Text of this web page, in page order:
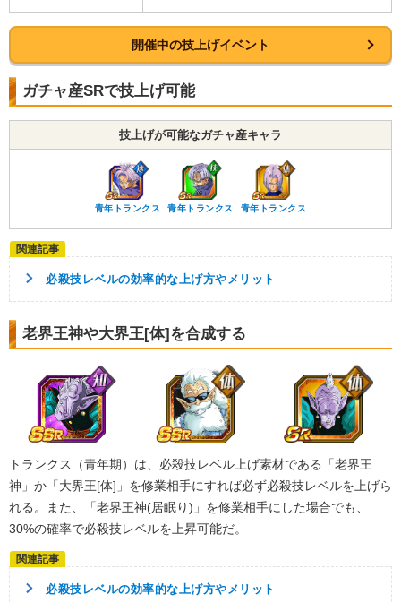
開催中の技上げイベント
ガチャ産SRで技上げ可能
技上げが可能なガチャ産キャラ
青年トランクス 青年トランクス 青年トランクス
必殺技レベルの効率的な上げ方やメリット
老界王神や大界王[体]を合成する
トランクス（青年期）は、必殺技レベル上げ素材である「老界王
神」か「大界王[体]」を修業相手にすれば必ず必殺技レベルを上げら
れる。また、「老界王神(居眠り)」を修業相手にした場合でも、
30%の確率で必殺技レベルを上昇可能だ。
必殺技レベルの効率的な上げ方やメリット